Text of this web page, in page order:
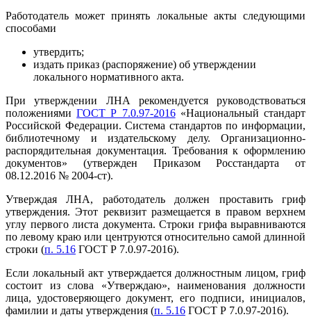
Работодатель может принять локальные акты следующими
способами
утвердить;
издать приказ (распоряжение) об утверждении
локального нормативного акта.
При утверждении ЛНА рекомендуется руководствоваться
положениямиГОСТ Р 7.0.97-2016«Национальный стандарт
Российской Федерации. Система стандартов по информации,
библиотечному и издательскому делу. Организационно-
распорядительная документация. Требования к оформлению
документов» (утвержден Приказом Росстандарта от
08.12.2016 № 2004-ст).
Утверждая ЛНА, работодатель должен проставить гриф
утверждения. Этот реквизит размещается в правом верхнем
углу первого листа документа. Строки грифа выравниваются
по левому краю или центруются относительно самой длинной
строки (п. 5.16 ГОСТ Р 7.0.97-2016).
Если локальный акт утверждается должностным лицом, гриф
состоит из слова «Утверждаю», наименования должности
лица, удостоверяющего документ, его подписи, инициалов,
фамилии и даты утверждения (п. 5.16 ГОСТ Р 7.0.97-2016).